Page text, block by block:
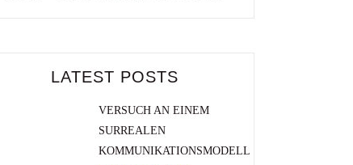
LATEST POSTS
VERSUCH AN EINEM
SURREALEN
KOMMUNIKATIONSMODELL